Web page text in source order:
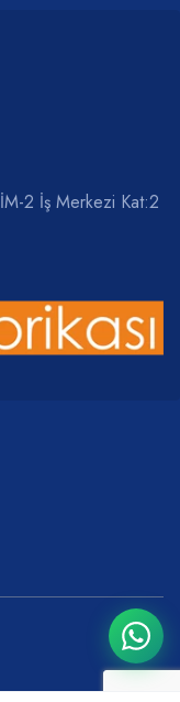
2 İş Merkezi Kat:2